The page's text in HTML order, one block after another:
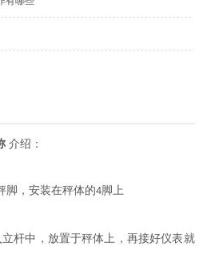
介绍：
脚，安装在秤体的4脚上
杆中，放置于秤体上，再接好仪表就